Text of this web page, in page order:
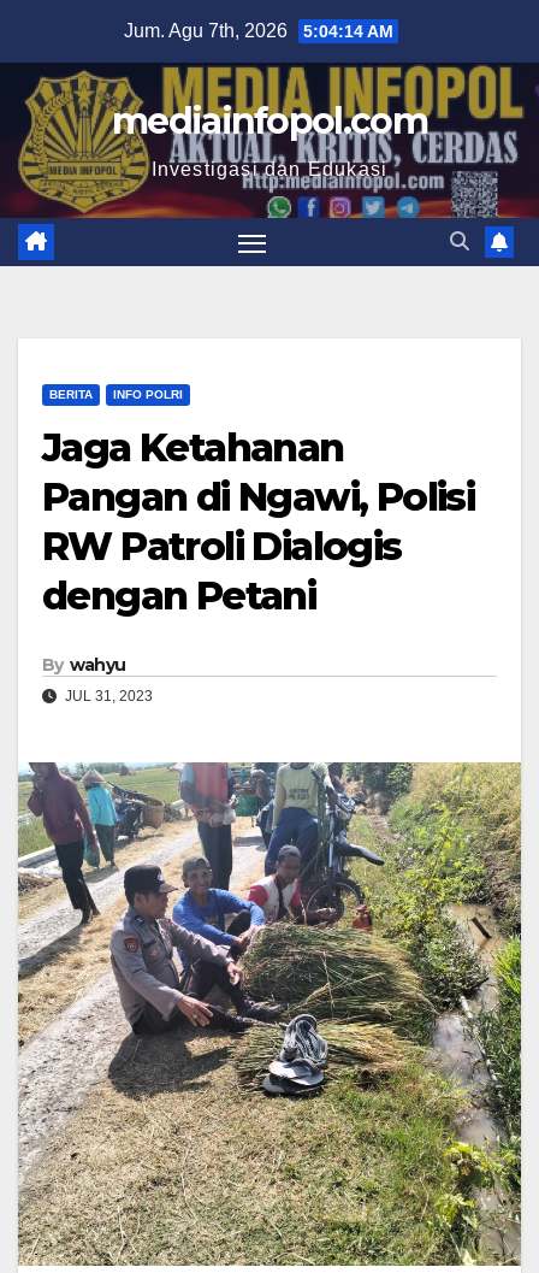
content
Jum. Agu 7th, 2026 5:04:15 AM
mediainfopol.com
Investigasi dan Edukasi
BERITA INFO POLRI
Jaga Ketahanan
Pangan di Ngawi, Polisi
RW Patroli Dialogis
dengan Petani
By wahyu
JUL 31, 2023